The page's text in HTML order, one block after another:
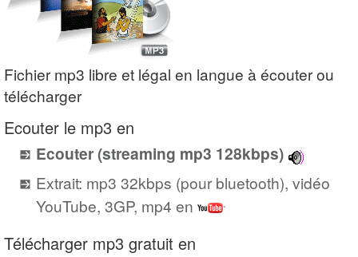
Fichier mp3 libre et légal en langue à écouter ou
télécharger
Ecouter le mp3 en
Ecouter (streaming mp3 128kbps)
Extrait: mp3 32kbps (pour bluetooth), vidéo
YouTube, 3GP, mp4 en
Télécharger mp3 gratuit en